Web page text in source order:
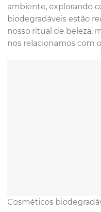
ambiente, explorando
biodegradáveis estão
nosso ritual de beleza,
nos relacionamos com
Cosméticos